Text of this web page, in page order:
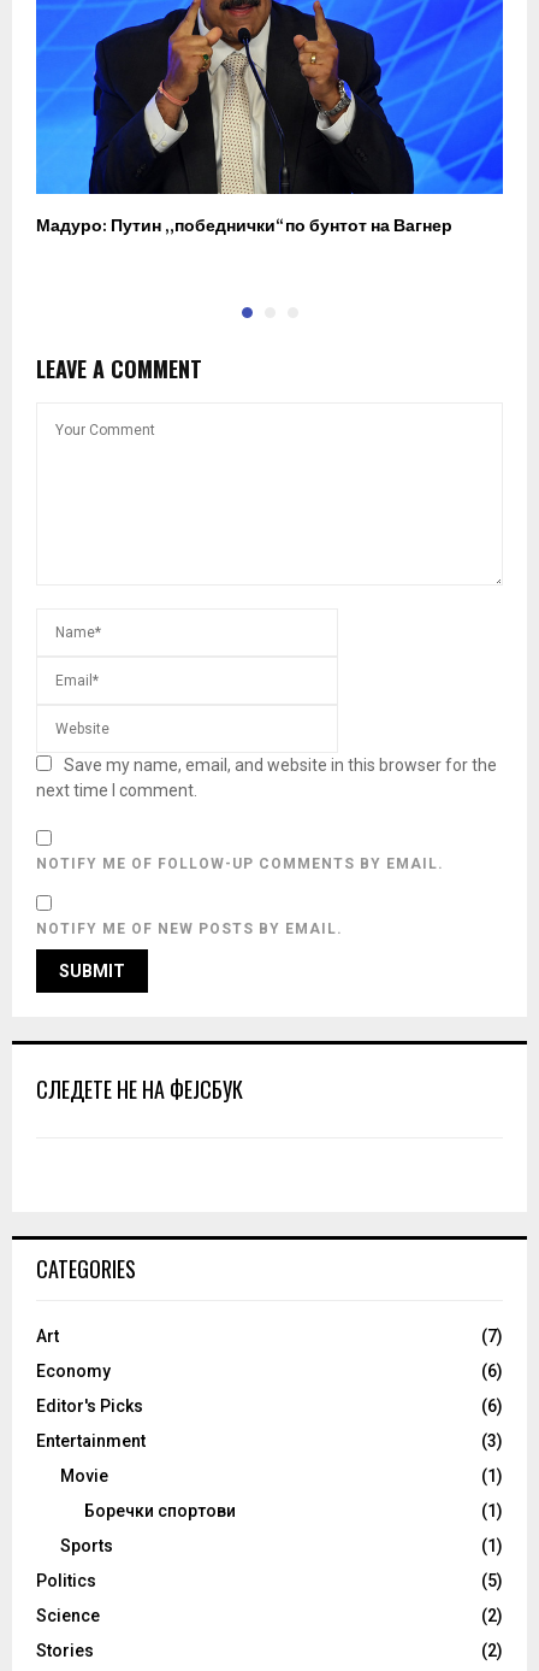
Мадуро: Путин „победнички“ по бунтот на Вагнер
LEAVE A COMMENT
Save my name, email, and website in this browser for the
next time I comment.
NOTIFY ME OF FOLLOW-UP COMMENTS BY EMAIL.
NOTIFY ME OF NEW POSTS BY EMAIL.
СЛЕДЕТЕ НЕ НА ФЕЈСБУК
CATEGORIES
Art
(7)
Economy
(6)
Editor's Picks
(6)
Entertainment
(3)
Movie
(1)
Боречки спортови
(1)
Sports
(1)
Politics
(5)
Science
(2)
Stories
(2)